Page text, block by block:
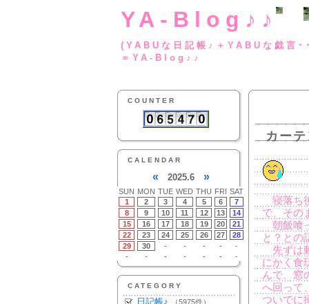
YA-Blog♪♪
(YABUな日記帳♪
＝YA-Blog♪♪
COUNTER
CALENDAR
« 2025.6 »
SUN MON TUE WED THU FRI SAT
1
2 3 4 5 6
7
8
9 10 11 12 13
14
15
16 17 18 19 20
21
22
23 24 25 26 27
28
29
30 - - - -
-
-
- - - - - -
CATEGORY
日記帳♪ （5975件）
カー
寝落ち
で、その
朝飯喰
と？との
先ずは
にかく食
んで、窓
へ回って
ついでに